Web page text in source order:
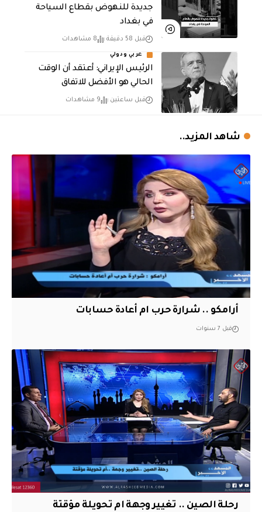
جديدة للنهوض بقطاع السياحة
في بغداد
قبل 58 دقيقة 8 مشاهدات
عربي ودولي
الرئيس الإيراني: أعتقد أن الوقت
الحالي هو الأفضل للاتفاق
قبل ساعتين 9 مشاهدات
شاهد المزيد..
أرامكو .. شرارة حرب ام أعادة حسابات
قبل 7 سنوات
رحلة الصين .. تغيير وجهة ام تحويلة مؤقتة